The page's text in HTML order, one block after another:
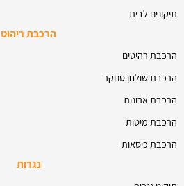
תיקונים לבית
הרכבת ריהוט
הרכבת רהיטים
הרכבת שולחן סנוקר
הרכבת ארונות
הרכבת מיטות
הרכבת כיסאות
נגרות